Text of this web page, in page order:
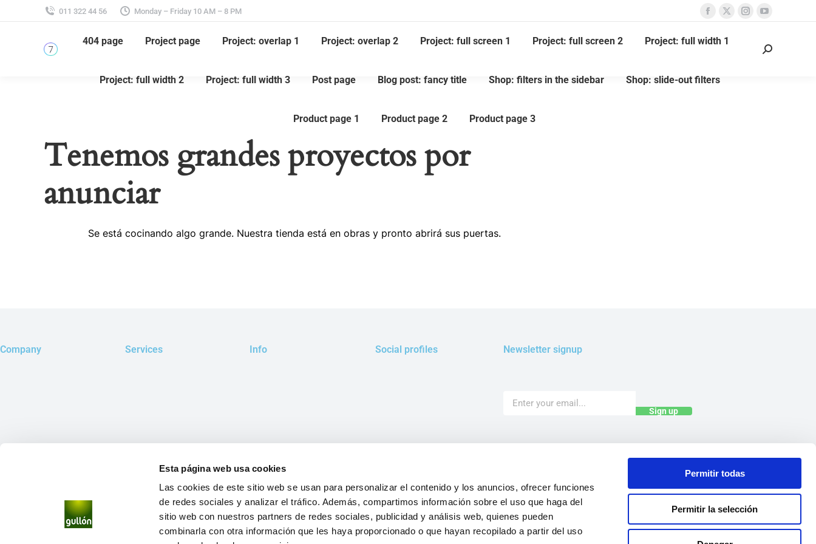
Esta página web usa cookies
Las cookies de este sitio web se usan para personalizar el contenido y los anuncios, ofrecer funciones
de redes sociales y analizar el tráfico. Además, compartimos información sobre el uso que haga del
sitio web con nuestros partners de redes sociales, publicidad y análisis web, quienes pueden
combinarla con otra información que les haya proporcionado o que hayan recopilado a partir del uso
Permitir todas
Permitir la selección
011 322 44 56 Monday – Friday 10 AM – 8 PM
404 page Project page Project: overlap 1 Project: overlap 2 Project: full screen 1 Project: full screen 2 Project: full width 1
Project: full width 2 Project: full width 3 Post page Blog post: fancy title Shop: filters in the sidebar Shop: slide-out filters
Product page 1 Product page 2 Product page 3
Tenemos grandes proyectos por
anunciar
Se está cocinando algo grande. Nuestra tienda está en obras y pronto abrirá sus puertas.
Company Services Info Social profiles Newsletter signup
Sign up
Get exclusive offers,
coupons &
promotions!